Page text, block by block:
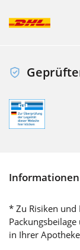
* Zu Risiken und
in Ihrer